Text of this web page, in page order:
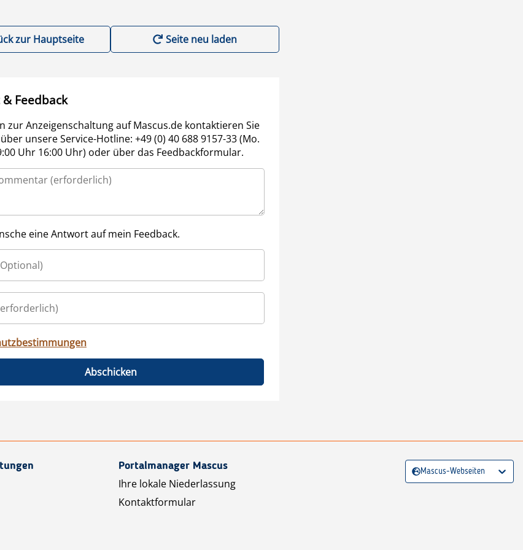
zur Hauptseite Seite neu laden
Feedback
zur Anzeigenschaltung auf Mascus.de kontaktieren Sie
unsere Service-Hotline: +49 (0) 40 688 9157-33 (Mo.
Uhr 16:00 Uhr) oder über das Feedbackformular.
eine Antwort auf mein Feedback.
Abschicken
Portalmanager Mascus
Ihre lokale Niederlassung
Kontaktformular
Mascus-Webseiten